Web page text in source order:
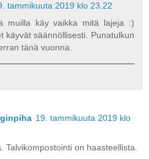
tammikuuta 2019 klo 23.22
muilla käy vaikka mitä lajeja :)
käyvät säännöllisesti. Punatulkun
tänä vuonna.
19. tammikuuta 2019 klo
Talvikompostointi on haasteellista.